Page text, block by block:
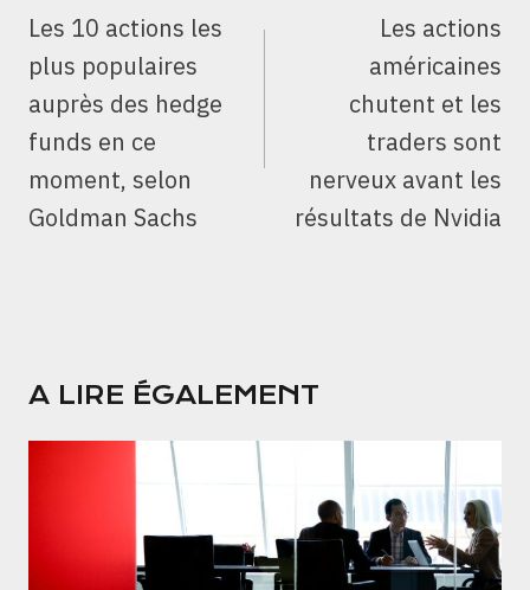
L’ARTICLE
Les 10 actions les
plus populaires
auprès des hedge
funds en ce
moment, selon
Goldman Sachs
Les actions
américaines
chutent et les
traders sont
nerveux avant les
résultats de Nvidia
A LIRE ÉGALEMENT